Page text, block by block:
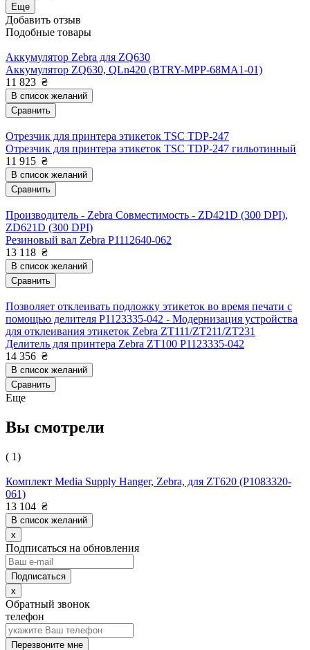
Еще
Добавить отзыв
Подобные товары
Аккумулятор Zebra для ZQ630
Аккумулятор ZQ630, QLn420 (BTRY-MPP-68MA1-01)
11 823 ₴
В список желаний
Сравнить
Отрезчик для принтера этикеток TSC TDP-247
Отрезчик для принтера этикеток TSC TDP-247 гильотинный
11 915 ₴
В список желаний
Сравнить
Производитель - Zebra Совместимость - ZD421D (300 DPI),
ZD621D (300 DPI)
Резиновый вал Zebra P1112640-062
13 118 ₴
В список желаний
Сравнить
Позволяет отклеивать подложку этикеток во время печати с
помощью делителя P1123335-042 - Модернизация устройства
для отклеивания этикеток Zebra ZT111/ZT211/ZT231
Делитель для принтера Zebra ZT100 P1123335-042
14 356 ₴
В список желаний
Сравнить
Еще
Вы смотрели
( 1)
Комплект Media Supply Hanger, Zebra, для ZT620 (P1083320-
061)
13 104 ₴
В список желаний
x
Подписаться на обновления
x
Обратный звонок
телефон
Перезвоните мне